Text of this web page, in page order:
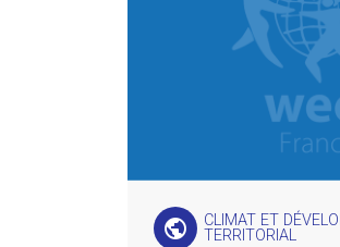
public
CLIMAT ET
TERRITORIAL